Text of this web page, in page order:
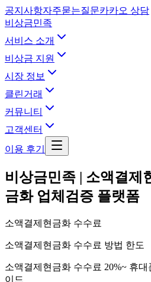
공지사항자주묻는질문카카오 상담
비상금민족
서비스 소개
비상금 지원
시장 정보
클린거래
커뮤니티
고객센터
이용 후기
비상금민족 | 소액결제
금화 업체검증 플랫폼
소액결제현금화 수수료
소액결제현금화 수수료 방법 한도
소액결제현금화 수수료 20%~ 휴
이드